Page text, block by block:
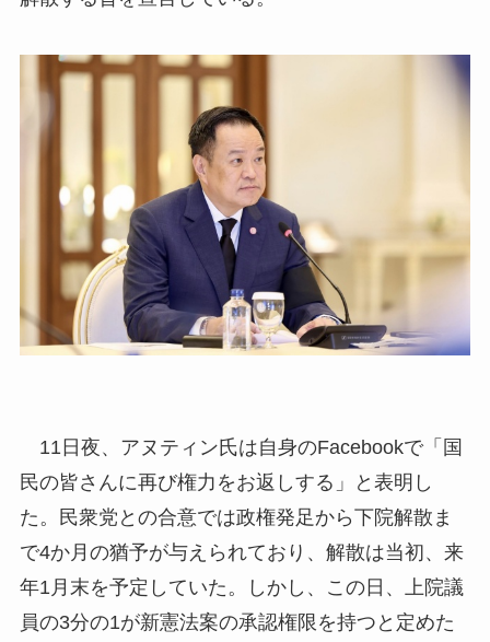
11日夜、アヌティン氏は自身のFacebookで「国
民の皆さんに再び権力をお返しする」と表明し
た。民衆党との合意では政権発足から下院解散ま
で4か月の猶予が与えられており、解散は当初、来
年1月末を予定していた。しかし、この日、上院議
員の3分の1が新憲法案の承認権限を持つと定めた